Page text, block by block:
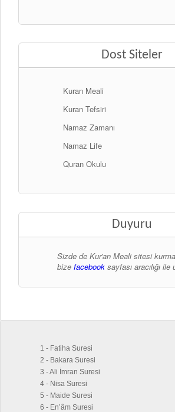
Dost Siteler
Kuran Meali
Kuran Tefsiri
Namaz Zamanı
Namaz Life
Quran Okulu
Duyuru
Sizde de Kur'an Meali sitesi
bize facebook sayfası aracılığı
1 - Fatiha Suresi
2 - Bakara Suresi
3 - Ali İmran Suresi
4 - Nisa Suresi
5 - Maide Suresi
6 - En’âm Suresi